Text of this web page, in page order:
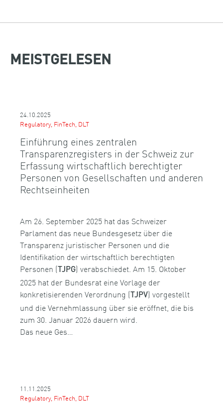
MEISTGELESEN
24.10.2025
Regulatory, FinTech, DLT
Einführung eines zentralen
Transparenzregisters in der Schweiz zur
Erfassung wirtschaftlich berechtigter
Personen von Gesellschaften und anderen
Rechtseinheiten
Am 26. September 2025 hat das Schweizer
Parlament das neue Bundesgesetz über die
Transparenz juristischer Personen und die
Identifikation der wirtschaftlich berechtigten
Personen ( TJPG) verabschiedet. Am 15. Oktober
2025 hat der Bundesrat eine Vorlage der
konkretisierenden Verordnung ( TJPV) vorgestellt
und die Vernehmlassung über sie eröffnet, die bis
zum 30. Januar 2026 dauern wird.
Das neue Ges…
11.11.2025
Regulatory, FinTech, DLT